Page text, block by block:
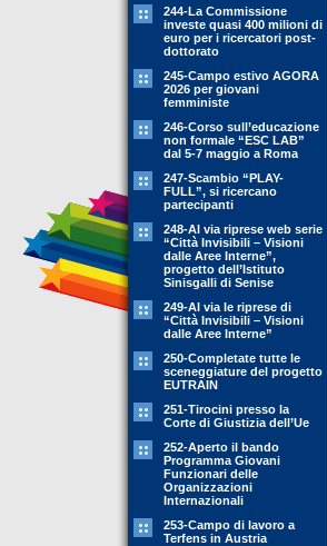
244-La Commissione
investe quasi 400 milioni di
euro per i ricercatori post-
dottorato
245-Campo estivo AGORA
2026 per giovani
femministe
246-Corso sull’educazione
non formale “ESC LAB”
dal 5-7 maggio a Roma
247-Scambio “PLAY-
FULL”, si ricercano
partecipanti
248-Al via riprese web serie
“Città Invisibili – Visioni
dalle Aree Interne”,
progetto dell’Istituto
Sinisgalli di Senise
249-Al via le riprese di
“Città Invisibili – Visioni
dalle Aree Interne”
250-Completate tutte le
sceneggiature del progetto
EUTRAIN
251-Tirocini presso la
Corte di Giustizia dell’Ue
252-Aperto il bando
Programma Giovani
Funzionari delle
Organizzazioni
Internazionali
253-Campo di lavoro a
Terfens in Austria